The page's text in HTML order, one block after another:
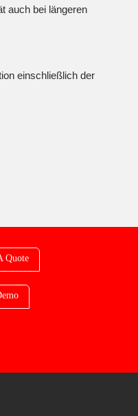
auch bei längeren
einschließlich der
Quote